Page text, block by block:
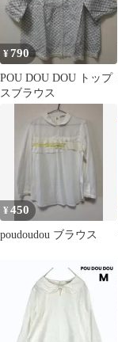
¥790
POU DOU DOU トップ
スブラウス
¥450
poudoudou ブラウス